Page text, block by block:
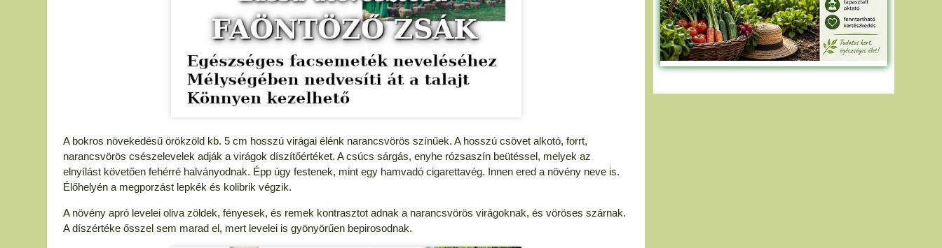
A bokros növekedésű örökzöld kb. 5 cm hosszú virágai élénk narancsvörös színűek. A hosszú csövet alkotó, forrt,
narancsvörös csészelevelek adják a virágok díszítőértéket. A csúcs sárgás, enyhe rózsaszín beütéssel, melyek az
elnyílást követően fehérré halványodnak. Épp úgy festenek, mint egy hamvadó cigarettavég. Innen ered a növény neve is.
Élőhelyén a megporzást lepkék és kolibrik végzik.
A növény apró levelei oliva zöldek, fényesek, és remek kontrasztot adnak a narancsvörös virágoknak, és vöröses szárnak.
A díszértéke ősszel sem marad el, mert levelei is gyönyörűen bepirosodnak.